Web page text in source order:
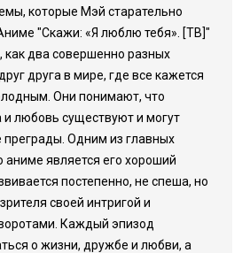
которые Мэй старательно
"Скажи: «Я люблю тебя». [ТВ]"
как два совершенно разных
друга в мире, где все кажется
Они понимают, что
любовь существуют и могут
Одним из главных
аниме является его хороший
постепенно, не спеша, но
своей интригой и
Каждый эпизод
о жизни, дружбе и любви, а